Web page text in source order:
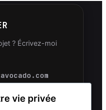
? Écrivez-moi
vie privée